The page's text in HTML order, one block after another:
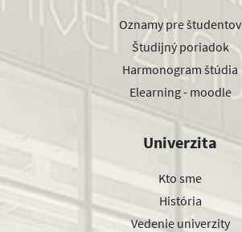
Oznamy pre študentov
Študijný poriadok
Harmonogram štúdia
Elearning - moodle
Univerzita
Kto sme
História
Vedenie univerzity